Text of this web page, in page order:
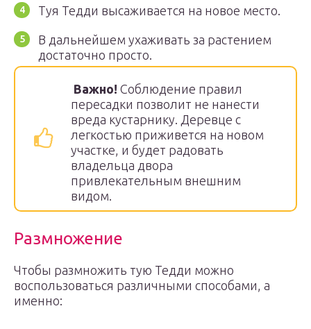
Туя Тедди высаживается на новое место.
В дальнейшем ухаживать за растением
достаточно просто.
Важно! Соблюдение правил
пересадки позволит не нанести
вреда кустарнику. Деревце с
легкостью приживется на новом
участке, и будет радовать
владельца двора
привлекательным внешним
видом.
Размножение
Чтобы размножить тую Тедди можно
воспользоваться различными способами, а
именно: